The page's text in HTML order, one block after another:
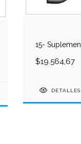
15-
$19.564,67
DETALLES